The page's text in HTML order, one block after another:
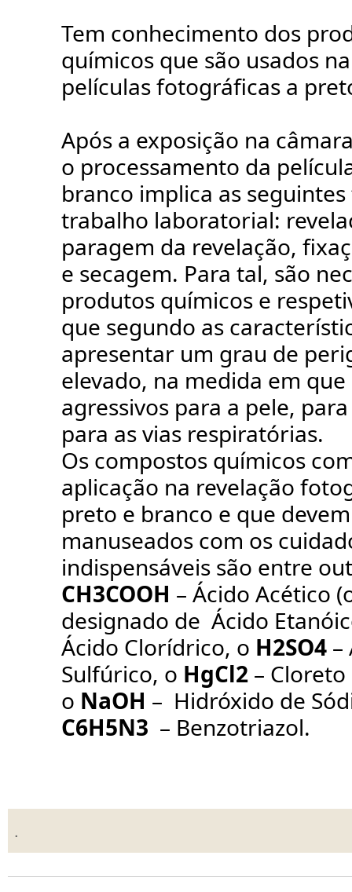
Tem conhecimento dos
químicos que são usados
películas fotográficas a
Após a exposição na
o processamento da
branco implica as seguintes
trabalho laboratorial:
paragem da revelação,
e secagem. Para tal, são
produtos químicos e
que segundo as
apresentar um grau de
elevado, na medida em
agressivos para a pele,
para as vias respiratórias.
Os compostos químicos
aplicação na revelação
preto e branco e que
manuseados com os
indispensáveis são entre
CH3COOH – Ácido Acético
designado de Ácido
Ácido Clorídrico, o H2SO4 –
Sulfúrico, o HgCl2 –
o NaOH – Hidróxido de
C6H5N3 – Benzotriazol.
.